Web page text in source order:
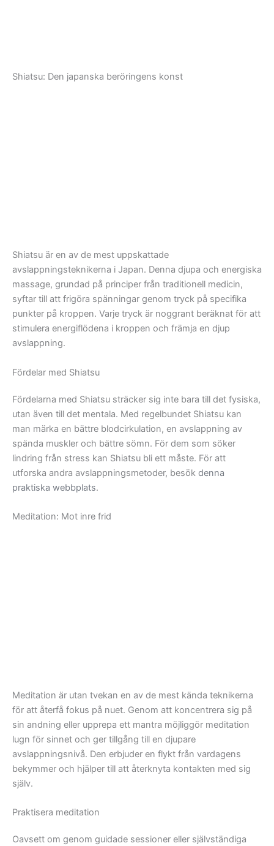
Shiatsu: Den japanska beröringens konst
Shiatsu är en av de mest uppskattade
avslappningsteknikerna i Japan. Denna djupa och energiska
massage, grundad på principer från traditionell medicin,
syftar till att frigöra spänningar genom tryck på specifika
punkter på kroppen. Varje tryck är noggrant beräknat för att
stimulera energiflödena i kroppen och främja en djup
avslappning.
Fördelar med Shiatsu
Fördelarna med Shiatsu sträcker sig inte bara till det fysiska,
utan även till det mentala. Med regelbundet Shiatsu kan
man märka en bättre blodcirkulation, en avslappning av
spända muskler och bättre sömn. För dem som söker
lindring från stress kan Shiatsu bli ett måste. För att
utforska andra avslappningsmetoder, besök denna
praktiska webbplats.
Meditation: Mot inre frid
Meditation är utan tvekan en av de mest kända teknikerna
för att återfå fokus på nuet. Genom att koncentrera sig på
sin andning eller upprepa ett mantra möjliggör meditation
lugn för sinnet och ger tillgång till en djupare
avslappningsnivå. Den erbjuder en flykt från vardagens
bekymmer och hjälper till att återknyta kontakten med sig
själv.
Praktisera meditation
Oavsett om genom guidade sessioner eller självständiga